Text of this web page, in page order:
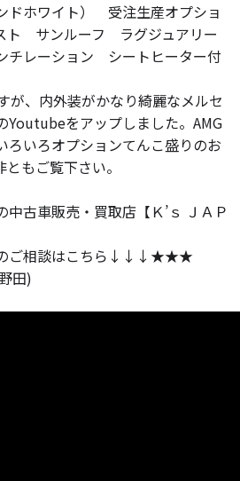
ドホワイト） 受注生産オプショ
ト サンルーフ ラグジュアリー
チレーション シートヒーター付
が、内外装がかなり綺麗なメルセ
Youtubeをアップしました。AMG
ろいろオプションてんこ盛りのお
もご覧下さい。
古車販売・買取店【Ｋ’ｓ ＪＡＰ
ご相談はこちら↓↓↓★★★
田)